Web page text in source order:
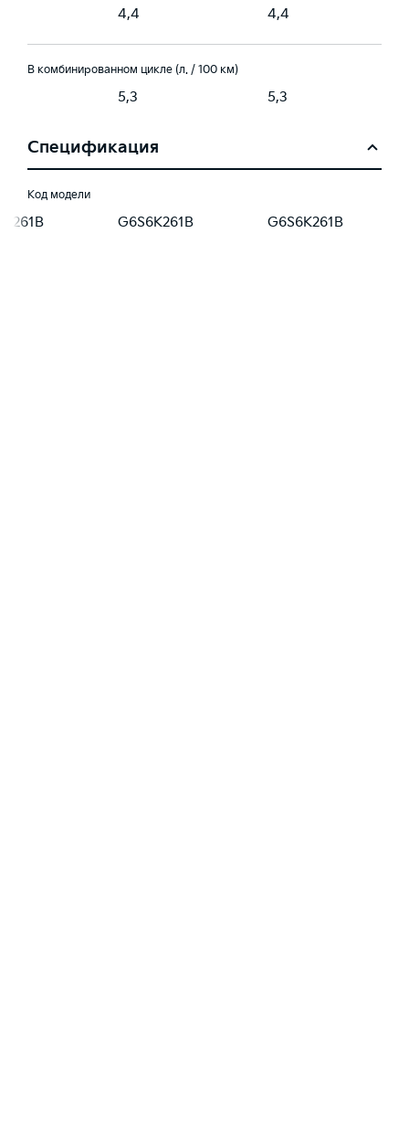
4,4 4,4
В комбинированном цикле (л. / 100 км)
5,3 5,3
Спецификация
Код модели
G6S6K261B G6S6K261B